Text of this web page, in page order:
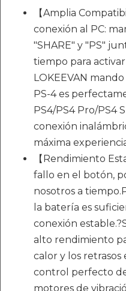
【Amplia
conexión al PC:
"SHARE" y "PS"
tiempo para
LOKEEVAN
PS-4 es
PS4/PS4 Pro/PS4
conexión
máxima
【Rendimiento
fallo en el botón,
nosotros a
la batería es
conexión
alto rendimiento
calor y los
control perfecto
motores de